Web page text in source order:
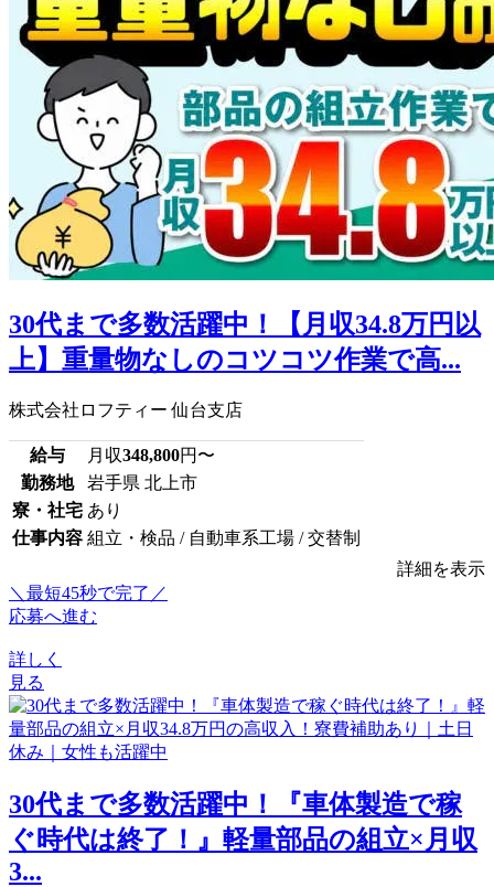
30代まで多数活躍中！【月収34.8万円以
上】重量物なしのコツコツ作業で高...
株式会社ロフティー 仙台支店
給与 月収348,800円〜
勤務地
岩手県 北上市
寮・社宅 あり
仕事内容 組立・検品 / 自動車系工場 / 交替制
詳細を表示
＼最短45秒で完了／
応募へ進む
詳しく
見る
30代まで多数活躍中！『車体製造で稼
ぐ時代は終了！』軽量部品の組立×月収
3...